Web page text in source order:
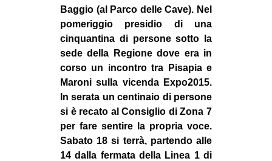
DIRITTO ALL’ABITARE
GENERI
MIGRAZIONI
PRECARIATO
REPRESSIONE
STUDENTI
CULTURE
ARTE
Baggio (al Parco delle Cave). Nel
pomeriggio presidio di una
cinquantina di persone sotto la
sede della Regione dove era in
corso un incontro tra Pisapia e
Maroni sulla vicenda Expo2015.
In serata un centinaio di persone
si è recato al Consiglio di Zona 7
per fare sentire la propria voce.
Sabato 18 si terrà, partendo alle
14 dalla fermata della Linea 1 di